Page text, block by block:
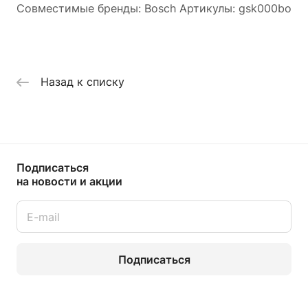
Совместимые бренды: Bosch Артикулы: gsk000bo
Назад к списку
Подписаться
на новости и акции
Подписаться